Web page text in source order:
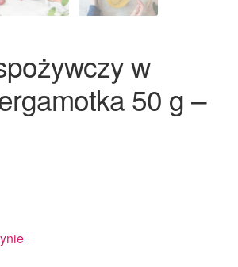
w
50 g –